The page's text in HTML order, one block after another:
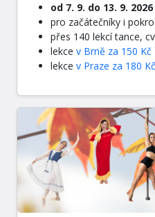
od 7. 9. do 13. 9. 2026
pro začátečníky i
přes 140 lekcí tance,
lekce v Brně za 150 Kč
lekce v Praze za 180 Kč